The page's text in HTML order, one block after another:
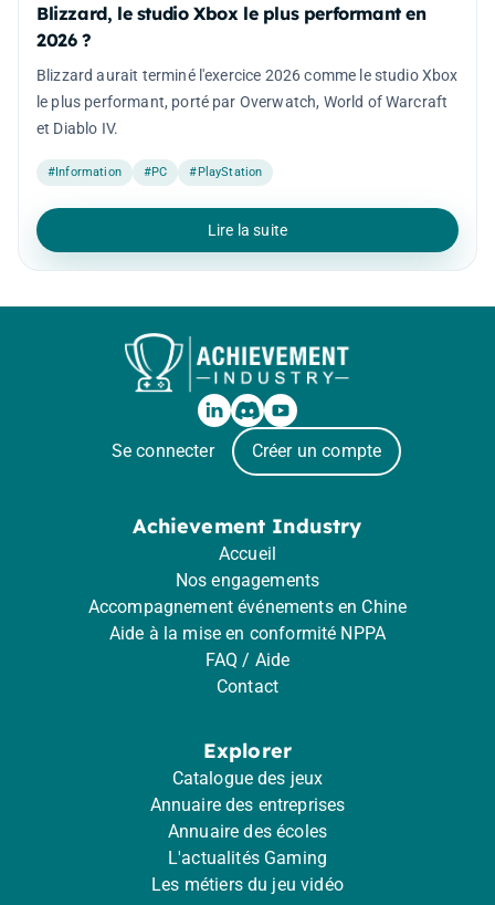
Blizzard, le studio Xbox le plus performant en
2026 ?
Blizzard aurait terminé l'exercice 2026 comme le studio Xbox
le plus performant, porté par Overwatch, World of Warcraft
et Diablo IV.
#Information #PC #PlayStation
Lire la suite
Se connecter Créer un compte
Achievement Industry
Accueil
Nos engagements
Accompagnement événements en Chine
Aide à la mise en conformité NPPA
FAQ / Aide
Contact
Explorer
Catalogue des jeux
Annuaire des entreprises
Annuaire des écoles
L'actualités Gaming
Les métiers du jeu vidéo